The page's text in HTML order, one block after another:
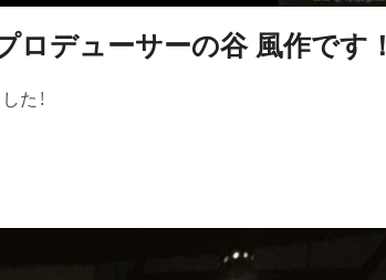
ロデューサーの谷 風作です！
た！